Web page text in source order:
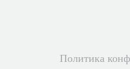
Политика